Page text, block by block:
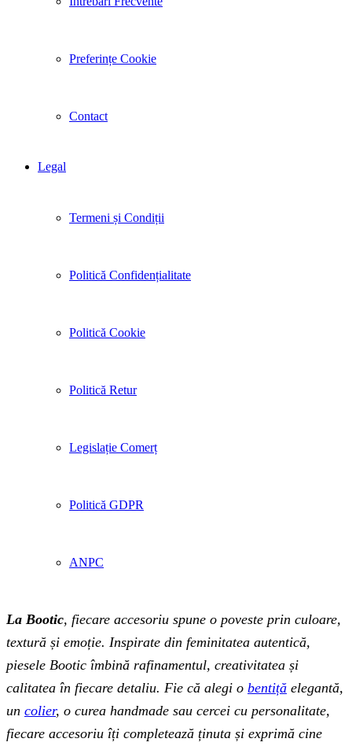
Preferințe Cookie
Contact
Legal
Termeni și Condiții
Politică Confidențialitate
Politică Cookie
Politică Retur
Legislație Comerț
Politică GDPR
ANPC
La Bootic, fiecare accesoriu spune o poveste prin culoare,
textură și emoție. Inspirate din feminitatea autentică,
piesele Bootic îmbină rafinamentul, creativitatea și
calitatea în fiecare detaliu. Fie că alegi o bentiță elegantă,
un colier, o curea handmade sau cercei cu personalitate,
fiecare accesoriu îți completează ținuta și exprimă cine